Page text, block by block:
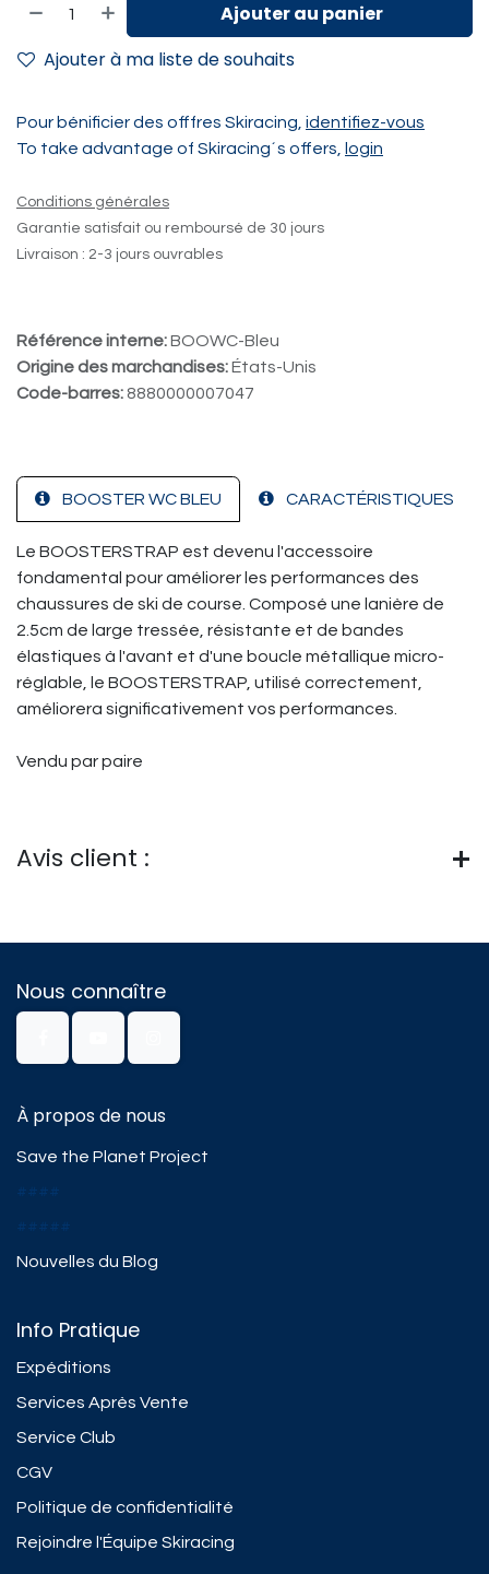
Ajouter au panier
Ajouter à ma liste de souhaits
Pour bénificier des offfres Skiracing, identifiez-vous
To take advantage of Skiracing´s offers,
login
Conditions générales
Garantie satisfait ou remboursé de 30 jours
Livraison : 2-3 jours ouvrables
Référence interne:BOOWC-Bleu
Origine des marchandises:États-Unis
Code-barres: 8880000007047
BOOSTER WC BLEU CARACTÉRISTIQUES
Le BOOSTERSTRAP est devenu l'accessoire
fondamental pour améliorer les performances des
chaussures de ski de course. Composé une lanière de
2.5cm de large tressée, résistante et de bandes
élastiques à l'avant et d'une boucle métallique micro-
réglable, le BOOSTERSTRAP, utilisé correctement,
améliorera significativement vos performances.
Vendu par paire
Avis client :
Nous connaître
À propos de nous
Save the Planet Project
####
#####
Nouvelles du Blog
Info Pratique
Expéditions
Services Après Vente
Service Club
CGV
Politique de confidentialité
Rejoindre l'Équipe Skiracing